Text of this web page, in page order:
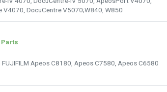
DocuCentre V5070;W840, W850
FUJIFILM Apeos C8180, Apeos C7580, Apeos C6580